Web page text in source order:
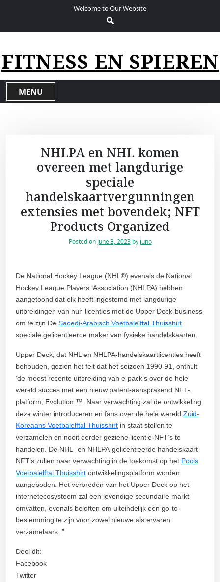
t
o
Welcome to Our Website
FITNESS EN SPIEREN
MENU
NHLPA en NHL komen
overeen met langdurige
speciale
handelskaartvergunningen
extensies met bovendek; NFT
Products Organized
Posted on June 3, 2023by juno
De National Hockey League (NHL®) evenals de National
Hockey League Players ‘Association (NHLPA) hebben
aangetoond dat elk heeft ingestemd met langdurige
uitbreidingen van hun licenties met de Upper Deck-business
om te zijn De Saoedi-Arabisch Voetbalelftal Thuisshirt
speciale gelicentieerde maker van fysieke handelskaarten.
Upper Deck, dat NHL en NHLPA-handelskaartlicenties heeft
behouden, gezien het feit dat het seizoen 1990-91, onthult
‘de meest recente uitbreiding van e-pack’s over de hele
wereld succes met een nieuw patent-aansprakend NFT-
platform, Evolution ™. Naar verwachting zal de ontwikkeling
deze winter introduceren en fans over de hele wereld Zuid-
Koreaans Voetbalelftal Thuisshirt in staat stellen te
verzamelen en nooit eerder geziene licentie-NFT’s te
handelen. De NHL- en NHLPA-gelicentieerde handelskaart
NFT’s zullen naar verwachting in de toekomst op het Pools
Voetbalelftal Thuisshirt ontwikkelingsplatform worden
aangeboden. Het verbreden van het Upper Deck op het
internetecosysteem zal een levendige secundaire markt
omvatten, evenals beloften om uiteindelijk een go-to-
bestemming te zijn voor zowel nieuwe als ervaren
verzamelaars. ”
Deel dit:
Facebook
Twitter